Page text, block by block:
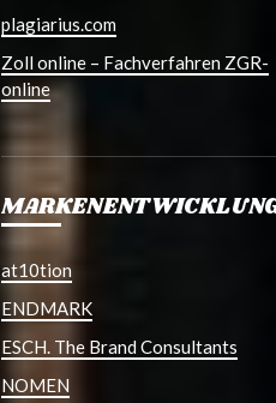
plagiarius.com
Zoll online – Fachverfahren ZGR-
online
at10tion
ENDMARK
ESCH. The Brand Consultants
NOMEN